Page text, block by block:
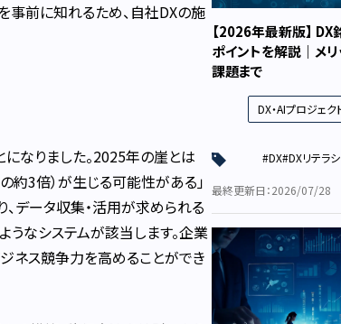
事前に知れるため、自社DXの施
になりました。2025年の崖とは
3倍）が生じる可能性がある」
、データ収集・活用が求められる
うなシステムが該当します。企業
ネス競争力を高めることができ
【2026年最新版】
ポイントを解説｜メリ
課題まで
DX・AIプロジェク
#DX#DXリテラ
最終更新日：2026/07/28